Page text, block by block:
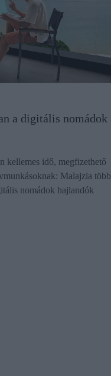
a digitális nomádok
kellemes idő, megfizethető
Malajzia több
nomádok hajlandók